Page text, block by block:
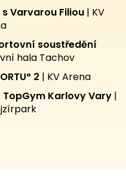
Varvarou Filiou | KV
soustředění
hala Tachov
2 | KV Arena
TopGym Karlovy Vary |